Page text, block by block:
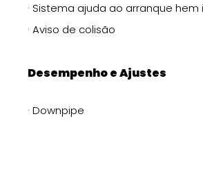
· Sistema ajuda ao arranque hem
· Aviso de colisão
Desempenho e Ajustes
· Downpipe